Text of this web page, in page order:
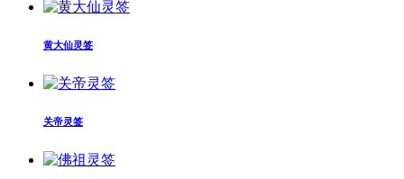
黄大仙灵签
关帝灵签